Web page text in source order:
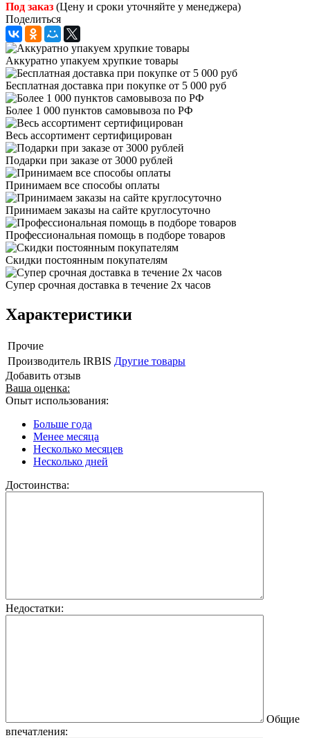
Под заказ (Цену и сроки уточняйте у менеджера)
Поделиться
Аккуратно упакуем хрупкие товары
Бесплатная доставка при покупке от 5 000 руб
Более 1 000 пунктов самовывоза по РФ
Весь ассортимент сертифицирован
Подарки при заказе от 3000 рублей
Принимаем все способы оплаты
Принимаем заказы на сайте круглосуточно
Профессиональная помощь в подборе товаров
Скидки постоянным покупателям
Супер срочная доставка в течение 2х часов
Характеристики
Прочие
Производитель IRBIS Другие товары
Добавить отзыв
Ваша оценка:
Опыт использования:
Больше года
Менее месяца
Несколько месяцев
Несколько дней
Достоинства:
Недостатки:
Общие
впечатления: